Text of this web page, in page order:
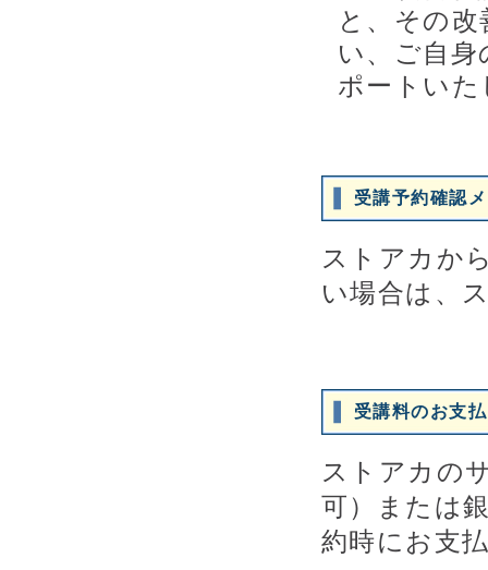
と、その
い、ご自
ポートい
受講予約確認
ストアカか
い場合は、
受講料のお支
ストアカの
可）または
約時にお支